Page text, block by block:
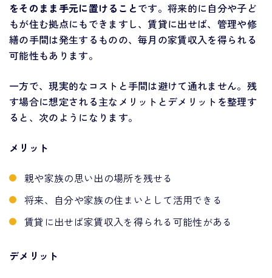
をそのまま手元に置けることです。将来的に自分や子ど
もが住む拠点にもできますし、賃貸に出せば、管理や修
繕の手間は発生するものの、毎月の家賃収入を得られる
可能性もあります。
一方で、現実的なコストと手間は避けて通れません。残
す場合に想定される主なメリットとデメリットを整理す
ると、次のようになります。
メリット
親や家族の思い出の場所を残せる
将来、自分や家族の住まいとして活用できる
賃貸に出せば家賃収入を得られる可能性がある
デメリット